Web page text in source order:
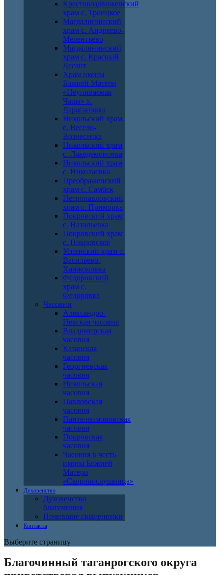
Крестовоздвиженский
храм с. Троицкое
Магдалининский
храм с. Андреево-
Мелентьево
Магдалининский
храм с. Красный
Десант
Храм иконы
Божией Матери
«Неупиваемая
Чаша» х.
Дарагановка
Никольский храм
с. Весело-
Вознесенка
Никольский храм
с. Лакедемоновка
Никольский храм
с. Николаевка
Преображенский
храм с. Самбек
Петропавловский
храм с. Приморка
Покровский храм
с. Натальевка
Покровский храм
с. Покровское
Успенский храм с.
Васильево-
Ханжоновка
Федоровский
храм с.
Федоровка
Часовни
Александро-
Невская часовня
Владимирская
часовня
Казанская
часовня
Георгиевская
часовня
Никольская
часовня
Павловская
часовня
Пантелеимоновская
часовня
Покровская
часовня
Часовня в честь
иконы Божией
Матери
«Скоропослушница»
Духовенство
Духовенство
благочиния
Почившие священники
Контакты
Выберите страницу
Благочинный таганрогского округа